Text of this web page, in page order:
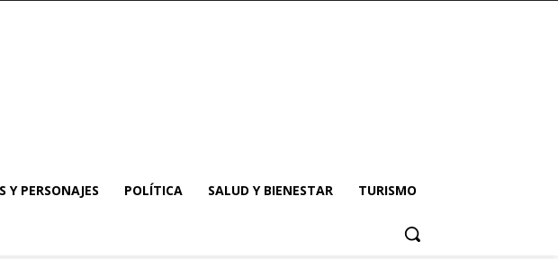
Y PERSONAJES POLÍTICA SALUD Y BIENESTAR TURISMO